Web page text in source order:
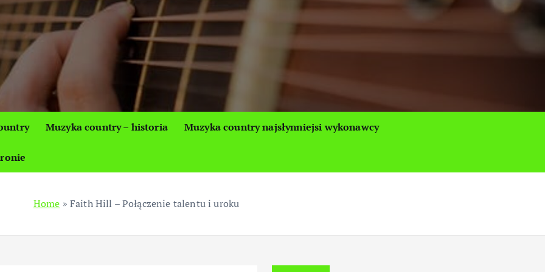
Muzyka country – historia Muzyka country najsłynniejsi wykonawcy
Home » Faith Hill – Połączenie talentu i uroku